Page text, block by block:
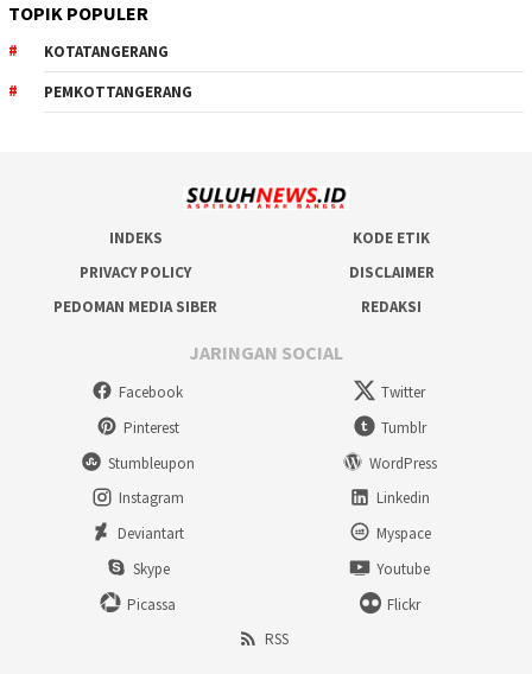
TOPIK POPULER
KOTATANGERANG
PEMKOTTANGERANG
INDEKS
KODE ETIK
PRIVACY POLICY
DISCLAIMER
PEDOMAN MEDIA SIBER
REDAKSI
JARINGAN SOCIAL
Facebook
Twitter
Pinterest
Tumblr
Stumbleupon
WordPress
Instagram
Linkedin
Deviantart
Myspace
Skype
Youtube
Picassa
Flickr
RSS